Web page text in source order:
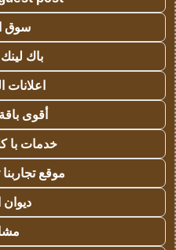
سوق
باك لينك
اعلانات
أقوى
خدمات با
موقع